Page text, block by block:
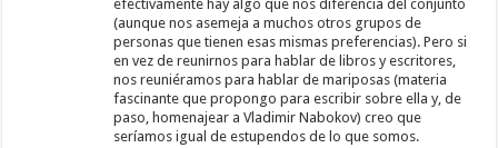
efectivamente hay algo que nos diferencia del conjunto
(aunque nos asemeja a muchos otros grupos de
personas que tienen esas mismas preferencias). Pero si
en vez de reunirnos para hablar de libros y escritores,
nos reuniéramos para hablar de mariposas (materia
fascinante que propongo para escribir sobre ella y, de
paso, homenajear a Vladimir Nabokov) creo que
seríamos igual de estupendos de lo que somos.